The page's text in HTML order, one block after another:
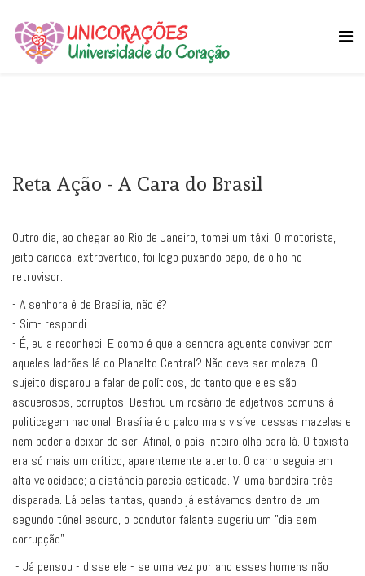
Reta Ação - A Cara do Brasil
Outro dia, ao chegar ao Rio de Janeiro, tomei um táxi. O motorista,
jeito carioca, extrovertido, foi logo puxando papo, de olho no
retrovisor.
- A senhora é de Brasília, não é?
- Sim- respondi
- É, eu a reconheci. E como é que a senhora aguenta conviver com
aqueles ladrões lá do Planalto Central? Não deve ser moleza. O
sujeito disparou a falar de políticos, do tanto que eles são
asquerosos, corruptos. Desfiou um rosário de adjetivos comuns à
politicagem nacional. Brasília é o palco mais visível dessas mazelas e
nem poderia deixar de ser. Afinal, o país inteiro olha para lá. O taxista
era só mais um crítico, aparentemente atento. O carro seguia em
alta velocidade; a distância parecia esticada. Vi uma bandeira três
disparada. Lá pelas tantas, quando já estávamos dentro de um
segundo túnel escuro, o condutor falante sugeriu um "dia sem
corrupção".
- Já pensou - disse ele - se uma vez por ano esses homens não